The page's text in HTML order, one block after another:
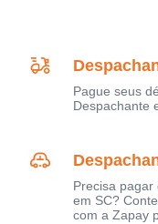
Pague seus
Despachante
Precisa
em SC?
com a Zapay